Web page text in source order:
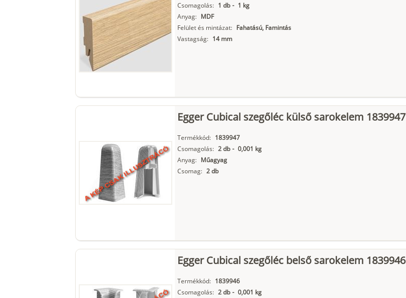
Csomagolás: 1 db - 1 kg
Anyag: MDF
Felület és mintázat: Fahatású, Famintás
Vastagság: 14 mm
Egger Cubical szegőléc külső sarokelem 1839947
Termékkód: 1839947
Csomagolás: 2 db - 0,001 kg
Anyag: Műagyag
Csomag: 2 db
Egger Cubical szegőléc belső sarokelem 1839946
Termékkód: 1839946
Csomagolás: 2 db - 0,001 kg